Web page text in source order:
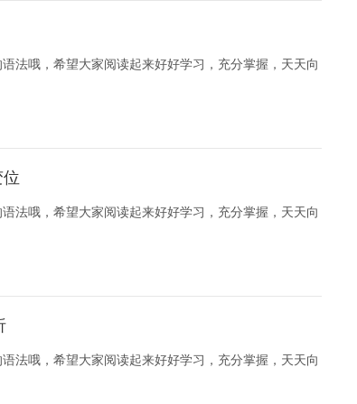
法哦，希望大家阅读起来好好学习，充分掌握，天天向
法哦，希望大家阅读起来好好学习，充分掌握，天天向
法哦，希望大家阅读起来好好学习，充分掌握，天天向